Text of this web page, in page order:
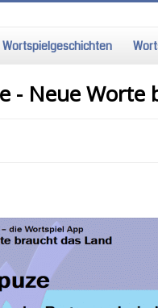
Wortspielgeschichten
- Neue Worte